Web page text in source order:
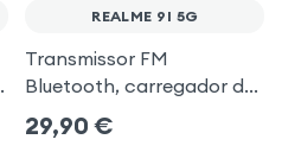
REALME 9I 5G
Transmissor FM
Bluetooth, carregador de
automóvel USB / USB-C,
C4 - Preto para Realme 9i
29,90 €